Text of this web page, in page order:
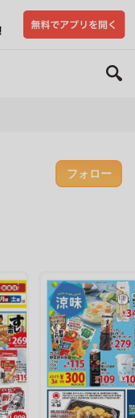
フォロー